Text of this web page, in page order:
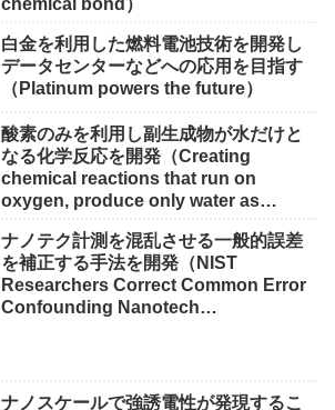
chemical bond）
白金を利用した燃料電池技術を開発し
データセンターなどへの応用を目指す
（Platinum powers the future）
酸素のみを利用し副生成物が水だけと
なる化学反応を開発（Creating
chemical reactions that run on
oxygen, produce only water as
ナノテク計測を混乱させる一般的誤差
を補正する手法を開発（NIST
Researchers Correct Common Error
Confounding Nanotech
ナノスケールで強誘電性が発現するこ